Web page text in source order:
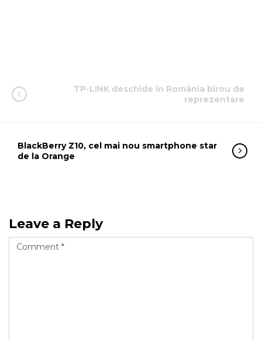
TP-LINK deschide în România birou de
reprezentare
BlackBerry Z10, cel mai nou smartphone star
de la Orange
Leave a Reply